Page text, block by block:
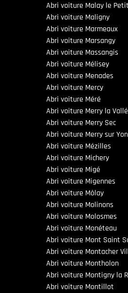
Abri voiture Malay le Petit
Abri voiture Maligny
Abri voiture Marmeaux
Abri voiture Marsangy
Abri voiture Massangis
Abri voiture Mélisey
Abri voiture Menades
Abri voiture Mercy
Abri voiture Méré
Abri voiture Merry la
Abri voiture Merry Sec
Abri voiture Merry sur
Abri voiture Mézilles
Abri voiture Michery
Abri voiture Migé
Abri voiture Migennes
Abri voiture Môlay
Abri voiture Molinons
Abri voiture Molosmes
Abri voiture Monéteau
Abri voiture Mont Saint
Abri voiture Montacher
Abri voiture Montholon
Abri voiture Montigny la
Abri voiture Montillot